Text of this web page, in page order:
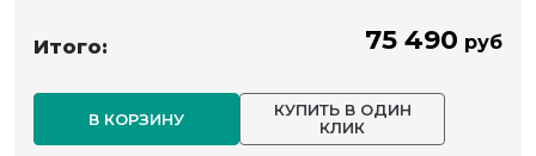
Итого: 75 490 руб
В КОРЗИНУ
КУПИТЬ В ОДИН
КЛИК